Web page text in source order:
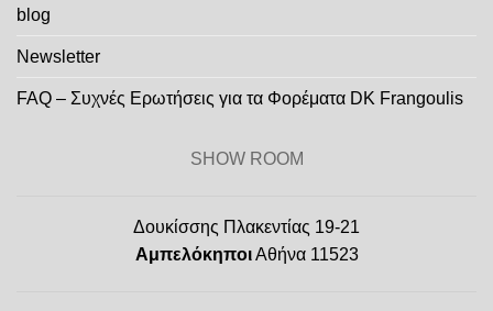
blog
Newsletter
FAQ – Συχνές Ερωτήσεις για τα Φορέματα DK Frangoulis
SHOW ROOM
Δουκίσσης Πλακεντίας 19-21
ΑμπελόκηποιΑθήνα 11523